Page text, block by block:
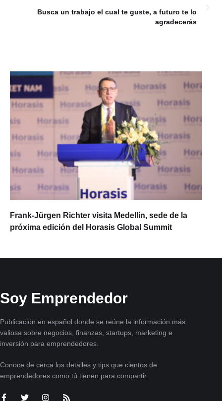
Busca un trabajo el cual te guste, a futuro te lo
agradecerás
Frank-Jürgen Richter visita Medellín, sede de la
próxima edición del Horasis Global Summit
Soy Emprendedor
Publicación en español donde se reúne la información más
valiosa sobre negocios, finanzas, startups, marketing e
inversión para emprendedores.
Conoce de cerca los detalles y tips que cientos de
emprendedores como tú tienen para compartir.